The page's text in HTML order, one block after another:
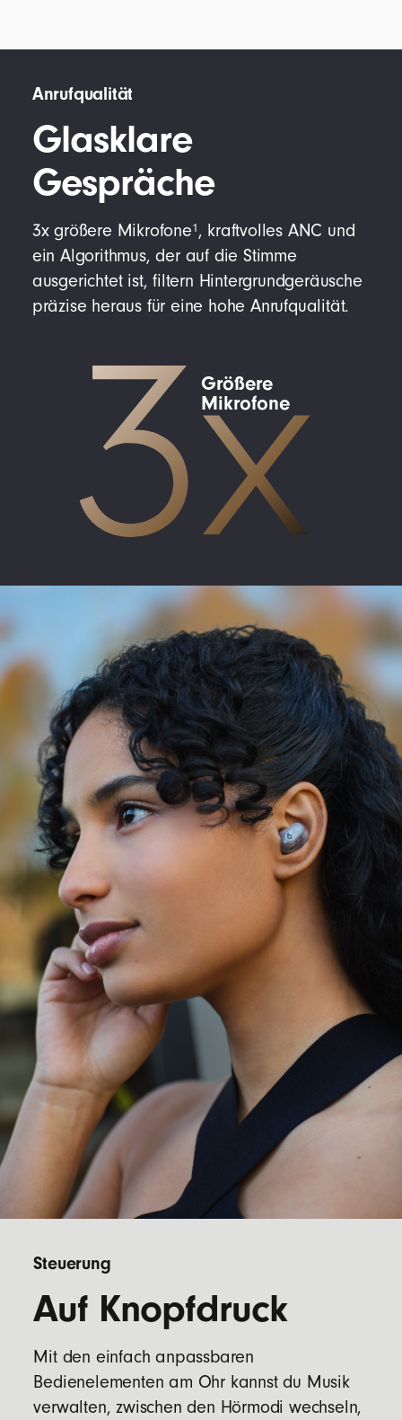
Anrufqualität
Glasklare
Gespräche
3x größere Mikrofone1 , kraftvolles ANC und
ein Algorithmus, der auf die Stimme
ausgerichtet ist, filtern Hintergrundgeräusche
präzise heraus für eine hohe Anrufqualität.
3 Größere
Mikrofone
x
Steuerung
Auf Knopfdruck
Mit den einfach anpassbaren
Bedienelementen am Ohr kannst du Musik
verwalten, zwischen den Hörmodi wechseln,